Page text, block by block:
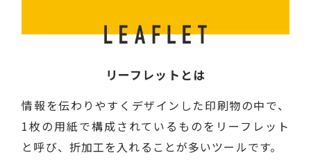
リーフレットとは
情報を伝わりやすくデザインした印刷物の中で、
1枚の用紙で構成されているものをリーフレット
と呼び、折加工を入れることが多いツールです。